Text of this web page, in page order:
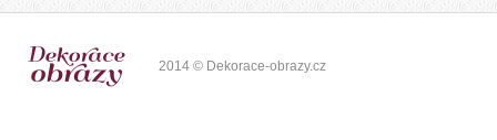
2014 © Dekorace-obrazy.cz